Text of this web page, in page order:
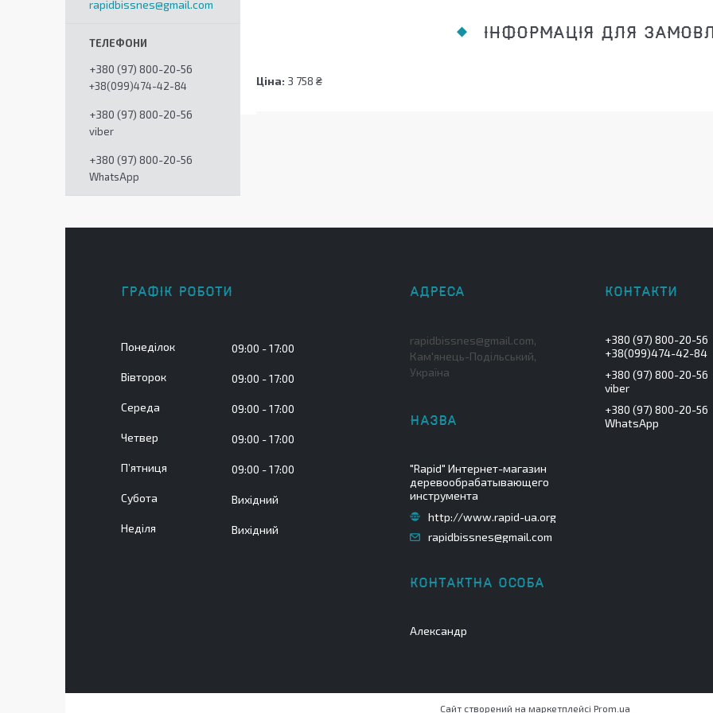
ІНФОРМАЦІЯ ДЛЯ
Ціна: 3 758 ₴
rapidbissnes@gmail.com
+380 (97) 800-20-56
+38(099)474-42-84
+380 (97) 800-20-56
viber
+380 (97) 800-20-56
WhatsApp
ГРАФІК РОБОТИ
Понеділок 09:00 17:00
Вівторок 09:00 17:00
Середа 09:00 17:00
Четвер 09:00 17:00
Пʼятниця 09:00 17:00
Субота Вихідний
Неділя Вихідний
rapidbissnes@gmail.com,
Кам'янець-Подільський,
Україна
"Rapid" Интернет-магазин
деревообрабатывающего
инструмента
http://www.rapid-ua.org
rapidbissnes@gmail.com
Александр
+380 (97) 800-20-56
+38(099)474-42-84
+380 (97) 800-20-56
viber
+380 (97) 800-20-56
WhatsApp
Сайт створений на маркетплейсі Prom.ua